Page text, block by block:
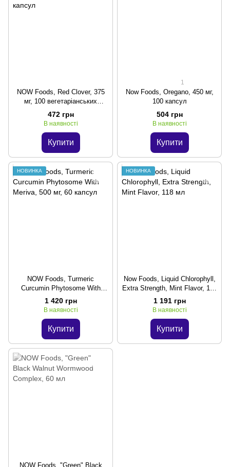
NOW Foods, Red Clover, 375
мг, 100 вегетаріанських
капсул
472 грн
В наявності
Купити
1
Now Foods, Oregano, 450 мг,
100 капсул
504 грн
В наявності
Купити
НОВИНКА
NOW Foods, Turmeric
Curcumin Phytosome With
Meriva, 500 мг, 60 капсул
1 420 грн
В наявності
Купити
НОВИНКА
Now Foods, Liquid Chlorophyll,
Extra Strength, Mint Flavor, 118
мл
1 191 грн
В наявності
Купити
NOW Foods, "Green" Black